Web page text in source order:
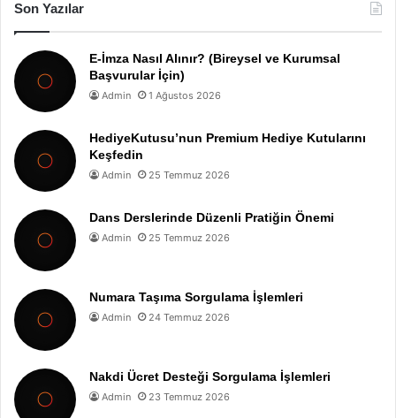
Son Yazılar
E-İmza Nasıl Alınır? (Bireysel ve Kurumsal
Başvurular İçin)
Admin 1 Ağustos 2026
HediyeKutusu’nun Premium Hediye Kutularını
Keşfedin
Admin 25 Temmuz 2026
Dans Derslerinde Düzenli Pratiğin Önemi
Admin 25 Temmuz 2026
Numara Taşıma Sorgulama İşlemleri
Admin 24 Temmuz 2026
Nakdi Ücret Desteği Sorgulama İşlemleri
Admin 23 Temmuz 2026